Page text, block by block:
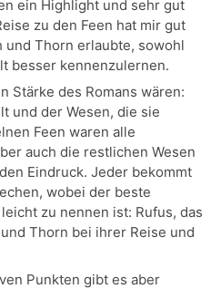
ein Highlight und sehr gut
zu den Feen hat mir gut
Thorn erlaubte, sowohl
besser kennenzulernen.
Stärke des Romans wären:
und der Wesen, die sie
Feen waren alle
auch die restlichen Wesen
Eindruck. Jeder bekommt
wobei der beste
zu nennen ist: Rufus, das
Thorn bei ihrer Reise und
Punkten gibt es aber